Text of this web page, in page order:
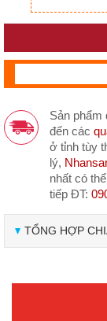
Sản phẩm
đến các
ở tỉnh tùy
lý,
nhất có
tiếp ĐT:
TỔNG HỢP